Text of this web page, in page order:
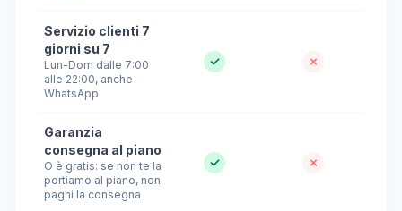
Servizio clienti 7
giorni su 7
Lun-Dom dalle 7:00
alle 22:00, anche
WhatsApp
✓ ✗
Garanzia
consegna al piano
O è gratis: se non te la
portiamo al piano, non
paghi la consegna
✓ ✗